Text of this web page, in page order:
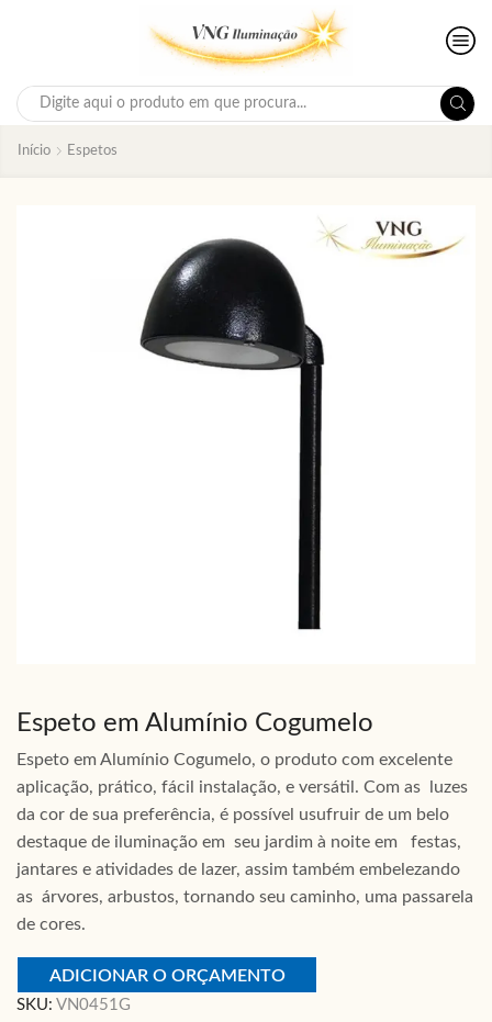
Search
Início Espetos
Espeto em Alumínio Cogumelo
Espeto em Alumínio Cogumelo, o produto com excelente
aplicação, prático, fácil instalação, e versátil. Com as luzes
da cor de sua preferência, é possível usufruir de um belo
destaque de iluminação em seu jardim à noite em festas,
jantares e atividades de lazer, assim também embelezando
as árvores, arbustos, tornando seu caminho, uma passarela
de cores.
ADICIONAR O ORÇAMENTO
SKU: VN0451G